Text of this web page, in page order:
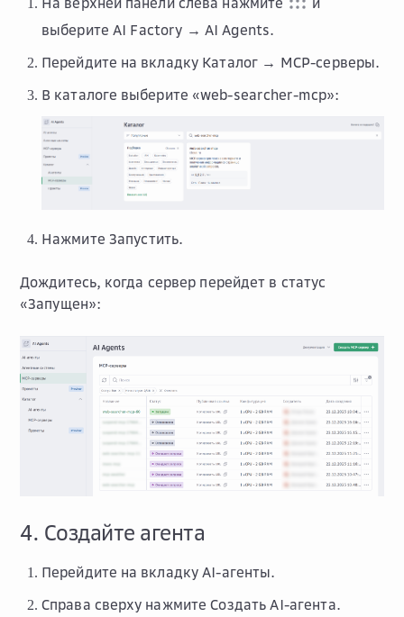
выберите AI Factory → AI Agents.
Перейдите на вкладку Каталог → MCP-серверы.
В каталоге выберите «web-searcher-mcp»:
Нажмите Запустить.
Дождитесь, когда сервер перейдет в статус
«Запущен»:
4. Создайте агента
Перейдите на вкладкуAI-агенты.
Справа сверху нажмитеСоздать AI-агента.